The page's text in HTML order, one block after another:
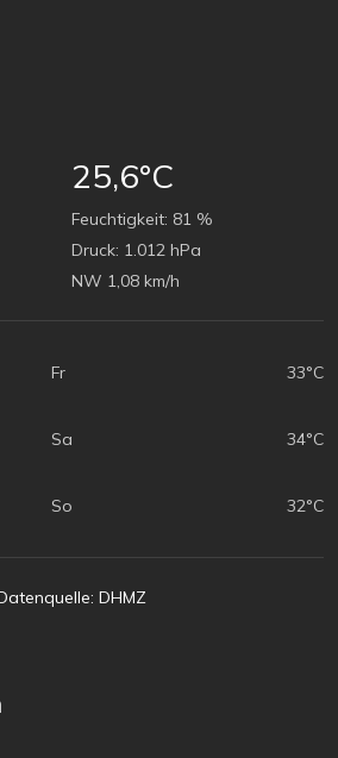
25,6°C
Feuchtigkeit: 81 %
Druck: 1.012 hPa
NW 1,08 km/h
Fr 33°C
Sa 34°C
So 32°C
DHMZ